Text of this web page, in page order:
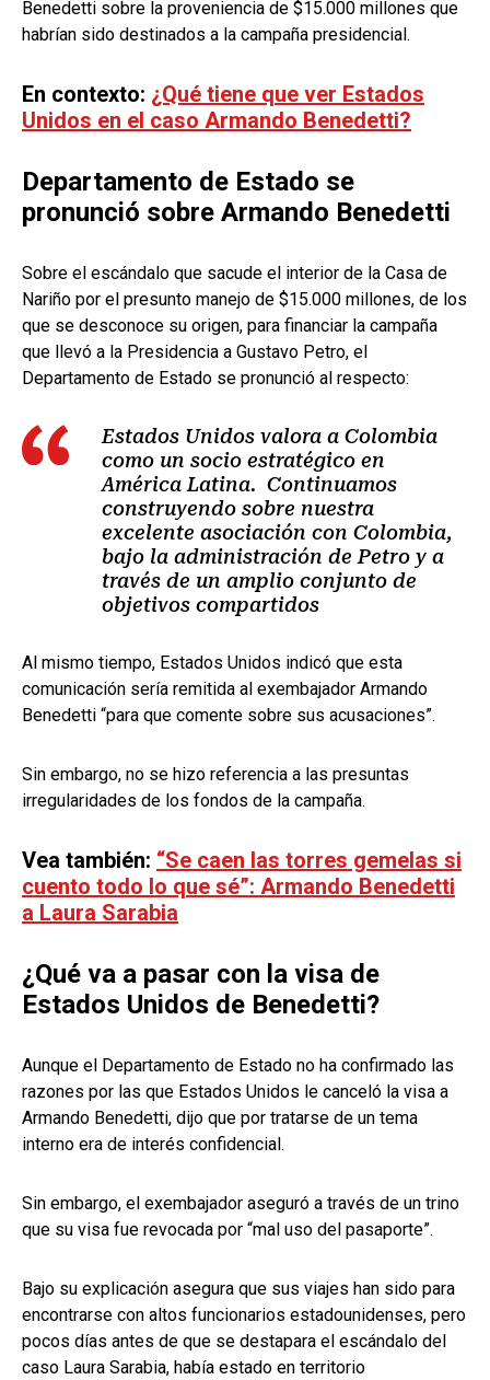
Benedetti sobre la proveniencia de $15.000 millones que
habrían sido destinados a la campaña presidencial.
En contexto: ¿Qué tiene que ver Estados
Unidos en el caso Armando Benedetti?
Departamento de Estado se
pronunció sobre Armando Benedetti
Sobre el escándalo que sacude el interior de la Casa de
Nariño por el presunto manejo de $15.000 millones, de los
que se desconoce su origen, para financiar la campaña
que llevó a la Presidencia a Gustavo Petro, el
Departamento de Estado se pronunció al respecto:
Estados Unidos valora a Colombia
como un socio estratégico en
América Latina. Continuamos
construyendo sobre nuestra
excelente asociación con Colombia,
bajo la administración de Petro y a
través de un amplio conjunto de
objetivos compartidos
Al mismo tiempo, Estados Unidos indicó que esta
comunicación sería remitida al exembajador Armando
Benedetti “para que comente sobre sus acusaciones”.
Sin embargo, no se hizo referencia a las presuntas
irregularidades de los fondos de la campaña.
Vea también: “Se caen las torres gemelas si
cuento todo lo que sé”: Armando Benedetti
a Laura Sarabia
¿Qué va a pasar con la visa de
Estados Unidos de Benedetti?
Aunque el Departamento de Estado no ha confirmado las
razones por las que Estados Unidos le canceló la visa a
Armando Benedetti, dijo que por tratarse de un tema
interno era de interés confidencial.
Sin embargo, el exembajador aseguró a través de un trino
que su visa fue revocada por “mal uso del pasaporte”.
Bajo su explicación asegura que sus viajes han sido para
encontrarse con altos funcionarios estadounidenses, pero
pocos días antes de que se destapara el escándalo del
caso Laura Sarabia, había estado en territorio